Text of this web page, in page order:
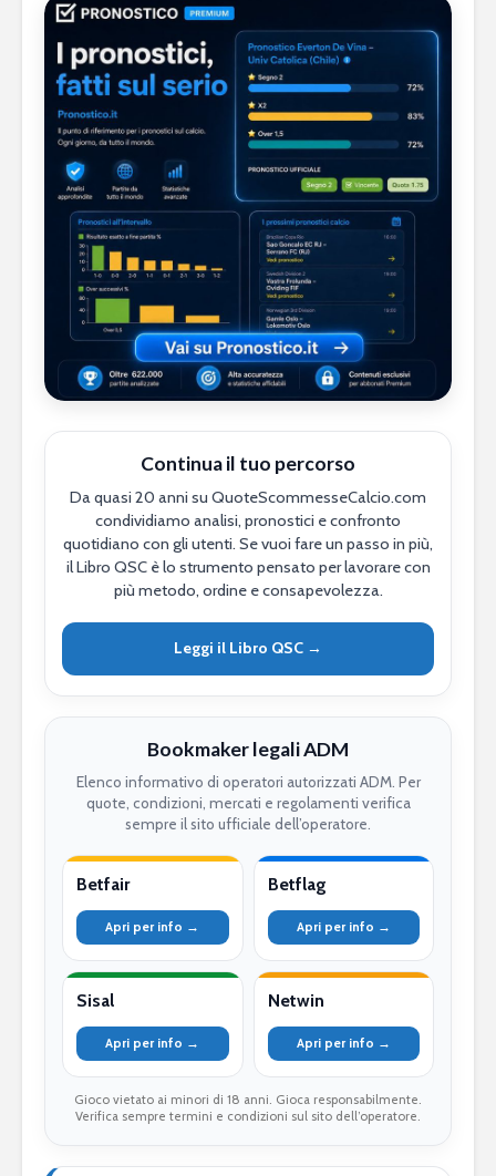
Continua il tuo percorso
Da quasi 20 anni su QuoteScommesseCalcio.com
condividiamo analisi, pronostici e confronto
quotidiano con gli utenti. Se vuoi fare un passo in più,
il Libro QSC è lo strumento pensato per lavorare con
più metodo, ordine e consapevolezza.
Leggi il Libro QSC →
Bookmaker legali ADM
Elenco informativo di operatori autorizzati ADM. Per
quote, condizioni, mercati e regolamenti verifica
sempre il sito ufficiale dell’operatore.
Betfair
Apri per info →
Betflag
Apri per info →
Sisal
Apri per info →
Netwin
Apri per info →
Gioco vietato ai minori di 18 anni. Gioca responsabilmente.
Verifica sempre termini e condizioni sul sito dell’operatore.